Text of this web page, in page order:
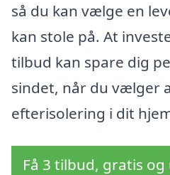
så du kan vælge en
kan stole på. At
tilbud kan spare dig
sindet, når du vælger
efterisolering i dit
Få 3 tilbud, gratis